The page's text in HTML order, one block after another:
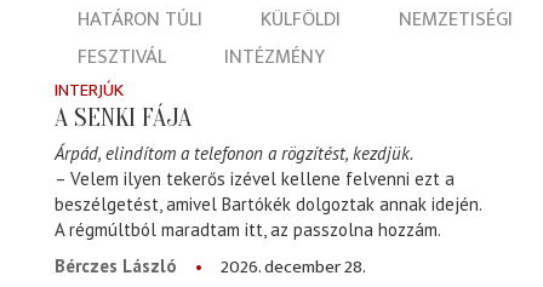
HATÁRON TÚLI
KÜLFÖLDI
NEMZETISÉGI
FESZTIVÁL
INTÉZMÉNY
INTERJÚK
A SENKI FÁJA
Árpád, elindítom a telefonon a rögzítést, kezdjük.
– Velem ilyen tekerős izével kellene felvenni ezt a
beszélgetést, amivel Bartókék dolgoztak annak idején.
A régmúltból maradtam itt, az passzolna hozzám.
Bérczes László
2026. december 28.